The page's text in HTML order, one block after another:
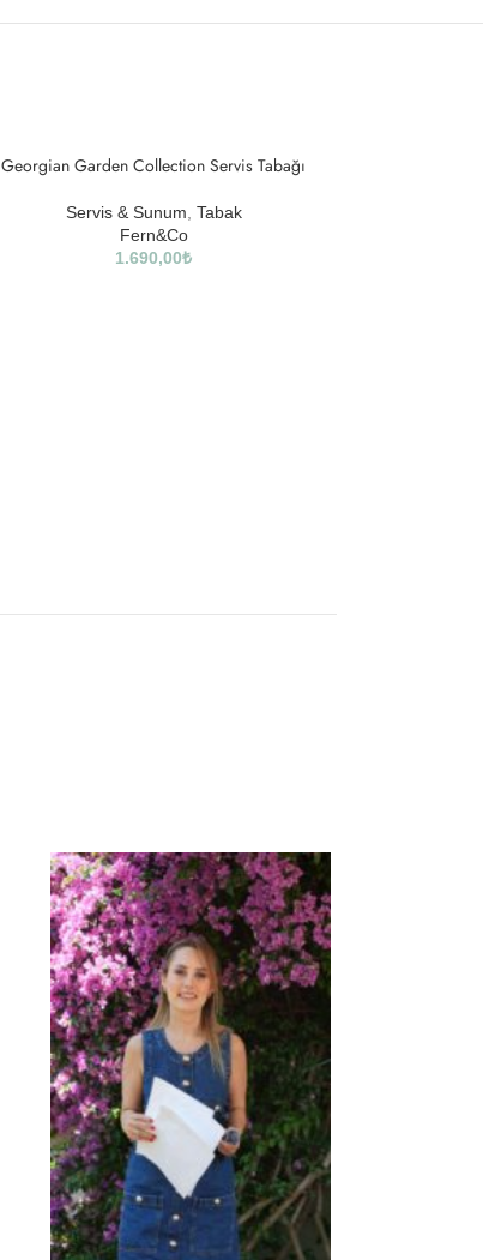
Georgian Garden Collection Servis Tabağı
Servis & Sunum Tabak
Fern&Co
1.690,00₺